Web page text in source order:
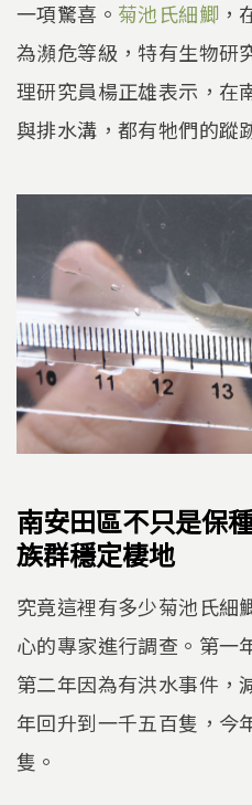
一項驚喜。 菊池氏細鯽 ，
為瀕危等級，特有生物研
理研究員楊正雄表示，在
與排水溝，都有牠們的蹤
南安田區不只是保
族群穩定棲地
究竟這裡有多少菊池氏細
心的專家進行調查。第一
第二年因為有洪水事件，
年回升到一千五百隻，今
隻。